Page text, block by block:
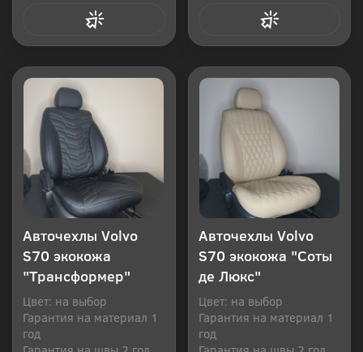
Авточехлы Volvo
S70 экокожа
"Трансформер"
Цвет: на выбор
Гарантия на материал 1
год
Авточехлы Volvo
S70 экокожа "Соты
де Люкс"
Цвет: на выбор
Гарантия на материал 1
год